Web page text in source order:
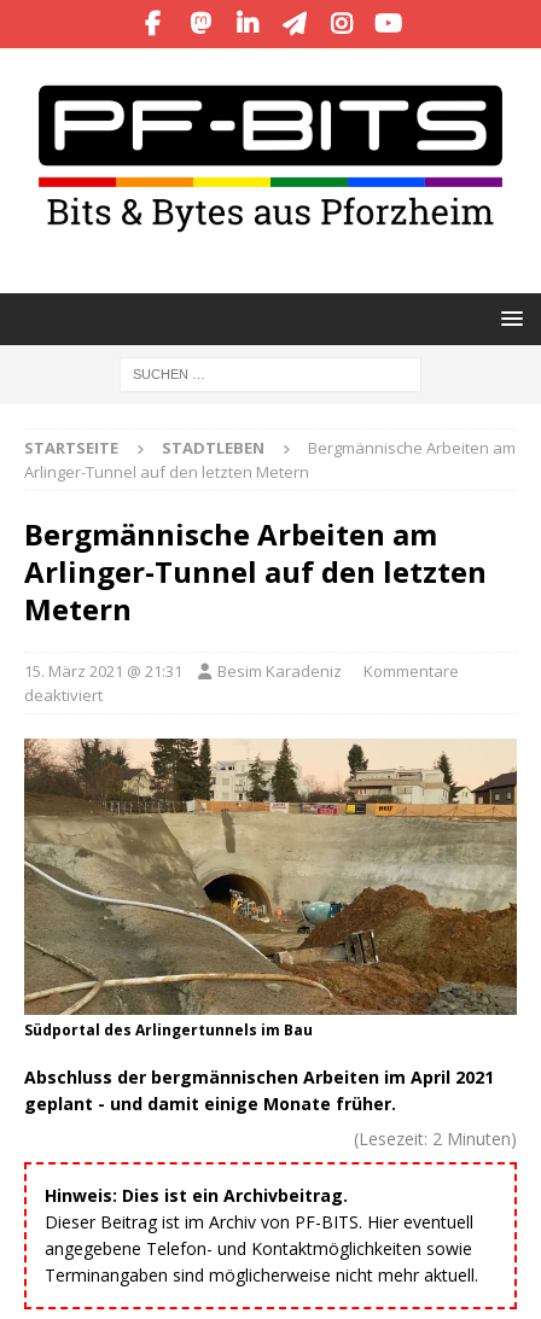
STARTSEITE STADTLEBEN
Bergmännische Arbeiten am
Arlinger-Tunnel auf den letzten Metern
Bergmännische Arbeiten am
Arlinger-Tunnel auf den letzten
Metern
15. März 2021 @ 21:31 Besim Karadeniz
Kommentare
deaktiviert
Südportal des Arlingertunnels im Bau
Abschluss der bergmännischen Arbeiten im April 2021
geplant - und damit einige Monate früher.
(Lesezeit: 2 Minuten)
Hinweis: Dies ist ein Archivbeitrag.
Dieser Beitrag ist im Archiv von PF-BITS. Hier eventuell
angegebene Telefon- und Kontaktmöglichkeiten sowie
Terminangaben sind möglicherweise nicht mehr aktuell.